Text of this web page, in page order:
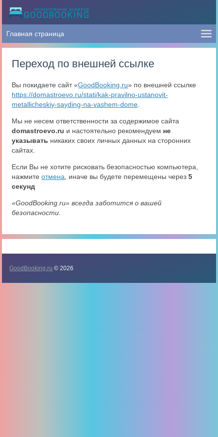
Переход по внешней ссылке
Вы покидаете сайт «GoodBooking.ru» по внешней ссылке
https://domastroevo.ru/stati/kak-pravilno-ustanovit-
metallicheskiy-sayding-na-vashem-dome
Мы не несем ответственности за содержимое сайта
domastroevo.ru и настоятельно рекомендуем не
указывать никаких своих личных данных на сторонних
сайтах.
Если Вы не хотите рисковать безопасностью компьютера,
нажмитеотмена , иначе вы будете перемещены через5
секунд
«GoodBooking.ru» всегда заботится о вашей
безопасности.
GoodBooking.ru © 2026